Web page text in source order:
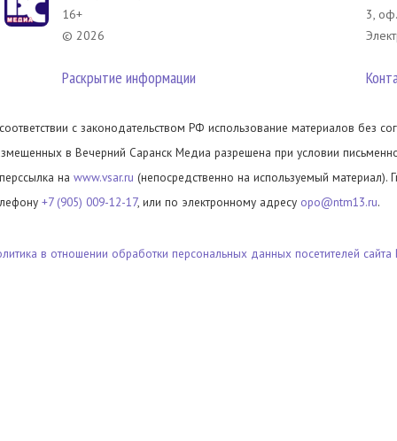
16+
© 2026
Раскрытие информации
3,
с законодательством РФ использование материалов без
в Вечерний Саранск Медиа разрешена при условии
на www.vsar.ru (непосредственно на используемый материал).
+7 (905) 009-12-17, или по электронному адресу opo@ntm13.ru.
в отношении обработки персональных данных посетителей